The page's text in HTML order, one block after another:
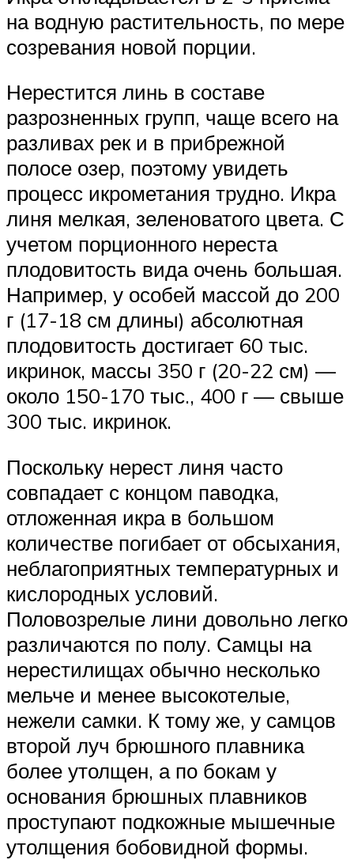
на водную растительность, по мере
созревания новой порции.
Нерестится линь в составе
разрозненных групп, чаще всего на
разливах рек и в прибрежной
полосе озер, поэтому увидеть
процесс икрометания трудно. Икра
линя мелкая, зеленоватого цвета. С
учетом порционного нереста
плодовитость вида очень большая.
Например, у особей массой до 200
г (17-18 см длины) абсолютная
плодовитость достигает 60 тыс.
икринок, массы 350 г (20-22 см) —
около 150-170 тыс., 400 г — свыше
300 тыс. икринок.
Поскольку нерест линя часто
совпадает с концом паводка,
отложенная икра в большом
количестве погибает от обсыхания,
неблагоприятных температурных и
кислородных условий.
Половозрелые лини довольно легко
различаются по полу. Самцы на
нерестилищах обычно несколько
мельче и менее высокотелые,
нежели самки. К тому же, у самцов
второй луч брюшного плавника
более утолщен, а по бокам у
основания брюшных плавников
проступают подкожные мышечные
утолщения бобовидной формы.